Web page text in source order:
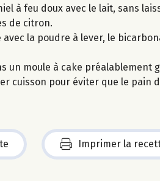
à feu doux avec le lait, sans
de citron.
la poudre à lever, le
un moule à cake préalablement
cuisson pour éviter que le pain
Imprimer la